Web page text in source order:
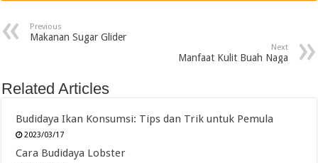
Previous
Makanan Sugar Glider
Next
Manfaat Kulit Buah Naga
Related Articles
Budidaya Ikan Konsumsi: Tips dan Trik untuk Pemula
2023/03/17
Cara Budidaya Lobster